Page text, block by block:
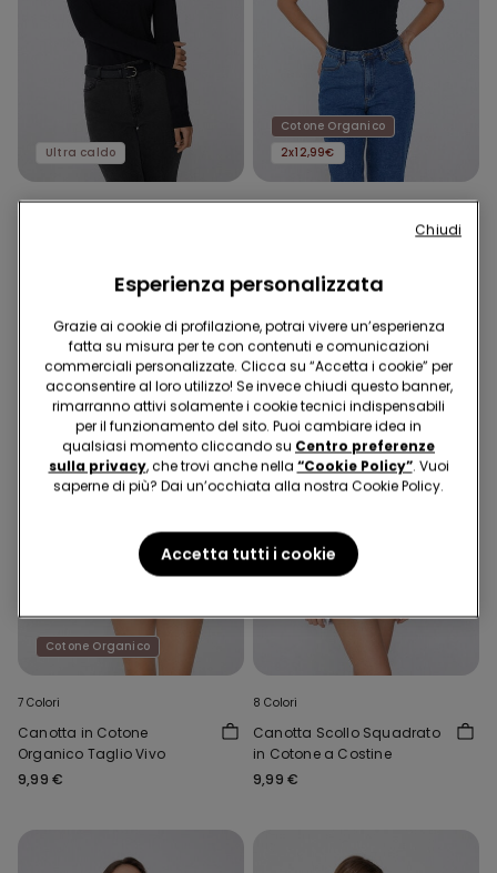
Ultra caldo
Cotone Organico
2x12,99€
Scollo Stondato
7,99 €
Cotone Organico
7 Colori
Canotta in Cotone
Organico Taglio Vivo
9,99 €
8 Colori
Canotta Scollo Squadrato
in Cotone a Costine
9,99 €
Esperienza personalizzata
Grazie ai cookie di profilazione, potrai vivere un’esperienza
fatta su misura per te con contenuti e comunicazioni
commerciali personalizzate. Clicca su “Accetta i cookie” per
acconsentire al loro utilizzo! Se invece chiudi questo banner,
rimarranno attivi solamente i cookie tecnici indispensabili
per il funzionamento del sito. Puoi cambiare idea in
qualsiasi momento cliccando su Centro preferenze
sulla privacy, che trovi anche nella “Cookie Policy”. Vuoi
saperne di più? Dai un’occhiata alla nostra Cookie Policy.
Accetta tutti i cookie
Chiudi